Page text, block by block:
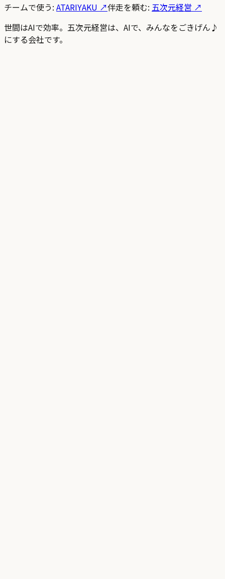
チームで使う: ATARIYAKU ↗伴走を頼む: 五次元経営 ↗
世間はAIで効率。五次元経営は、AIで、みんなをごきげん♪
にする会社です。